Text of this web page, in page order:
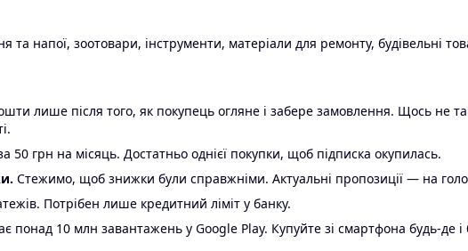
напої, зоотовари, інструменти, матеріали для ремонту, будівельні
лише після того, як покупець огляне і забере замовлення. Щось не
грн на місяць. Достатньо однієї покупки, щоб підписка окупилась.
Стежимо, щоб знижки були справжніми. Актуальні пропозиції — на
Потрібен лише кредитний ліміт у банку.
понад 10 млн завантажень у Google Play. Купуйте зі смартфона будь-де і